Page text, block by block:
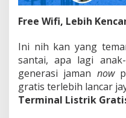
Free Wifi, Lebih
Ini nih kan yang
santai, apa lagi
generasi jaman now
gratis terlebih lancar
Terminal Listrik